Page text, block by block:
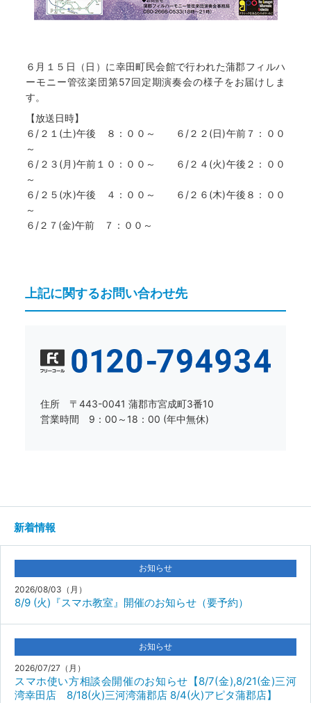
６月１５日（日）に幸田町民会館で行われた蒲郡フィルハ
ーモニー管弦楽団第57回定期演奏会の様子をお届けしま
す。
【放送日時】
６/２１(土)午後 ８：００～ ６/２２(日)午前７：００
～
６/２３(月)午前１０：００～ ６/２４(火)午後２：００
～
６/２５(水)午後 ４：００～ ６/２６(木)午後８：００
～
６/２７(金)午前 ７：００～
上記に関するお問い合わせ先
住所 〒443-0041 蒲郡市宮成町3番10
営業時間 9：00～18：00 (年中無休)
新着情報
お知らせ
2026/08/03（月）
8/9 (火)『スマホ教室』開催のお知らせ（要予約）
お知らせ
2026/07/27（月）
スマホ使い方相談会開催のお知らせ【8/7(金),8/21(金)三河
湾幸田店 8/18(火)三河湾蒲郡店 8/4(火)アピタ蒲郡店】